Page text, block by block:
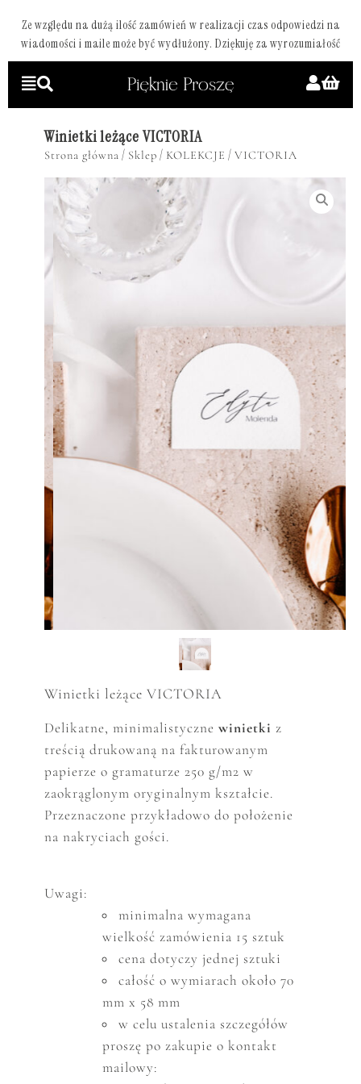
Ze względu na dużą ilość zamówień w realizacji czas odpowiedzi na
wiadomości i maile może być wydłużony. Dziękuję za wyrozumiałość
Winietki leżące VICTORIA
Strona główna / Sklep / KOLEKCJE / VICTORIA
Winietki leżące VICTORIA
Delikatne, minimalistyczne winietki z
treścią drukowaną na fakturowanym
papierze o gramaturze 250 g/m2 w
zaokrąglonym oryginalnym kształcie.
Przeznaczone przykładowo do położenie
na nakryciach gości.
Uwagi:
minimalna wymagana
wielkość zamówienia 15 sztuk
cena dotyczy jednej sztuki
całość o wymiarach około 70
mm x 58 mm
w celu ustalenia szczegółów
proszę po zakupie o kontakt
mailowy: